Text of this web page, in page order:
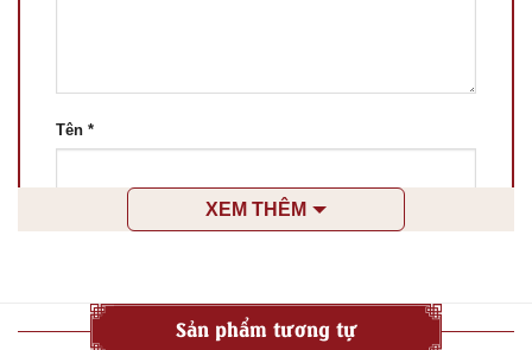
Tên *
Lưu tên của tôi, email, và trang web trong trình
XEM THÊM
Sản phẩm tương tự